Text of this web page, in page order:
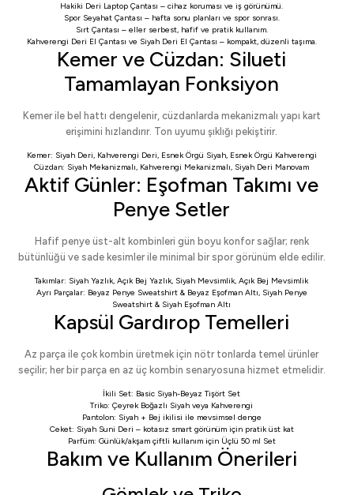
Hakiki Deri Laptop Çantası – cihaz koruması ve iş görünümü.
Spor Seyahat Çantası – hafta sonu planları ve spor sonrası.
Sırt Çantası – eller serbest, hafif ve pratik kullanım.
Kahverengi Deri El Çantası ve Siyah Deri El Çantası – kompakt, düzenli taşıma.
Kemer ve Cüzdan: Silueti
Tamamlayan Fonksiyon
Kemer ile bel hattı dengelenir, cüzdanlarda mekanizmalı yapı kart
erişimini hızlandırır. Ton uyumu şıklığı pekiştirir.
Kemer: Siyah Deri, Kahverengi Deri, Esnek Örgü Siyah, Esnek Örgü Kahverengi
Cüzdan: Siyah Mekanizmalı, Kahverengi Mekanizmalı, Siyah Deri Manovam
Aktif Günler: Eşofman Takımı ve
Penye Setler
Hafif penye üst-alt kombinleri gün boyu konfor sağlar; renk
bütünlüğü ve sade kesimler ile minimal bir spor görünüm elde edilir.
Takımlar: Siyah Yazlık, Açık Bej Yazlık, Siyah Mevsimlik, Açık Bej Mevsimlik
Ayrı Parçalar: Beyaz Penye Sweatshirt& Beyaz Eşofman Altı, Siyah Penye
Sweatshirt & Siyah Eşofman Altı
Kapsül Gardırop Temelleri
Az parça ile çok kombin üretmek için nötr tonlarda temel ürünler
seçilir; her bir parça en az üç kombin senaryosuna hizmet etmelidir.
İkili Set: Basic Siyah-Beyaz Tişört Set
Triko: Çeyrek Boğazlı Siyah veya Kahverengi
Pantolon: Siyah+ Bej ikilisi ile mevsimsel denge
Ceket: Siyah Suni Deri – kotasız smart görünüm için pratik üst kat
Parfüm: Günlük/akşam çiftli kullanım için Üçlü 50 ml Set
Bakım ve Kullanım Önerileri